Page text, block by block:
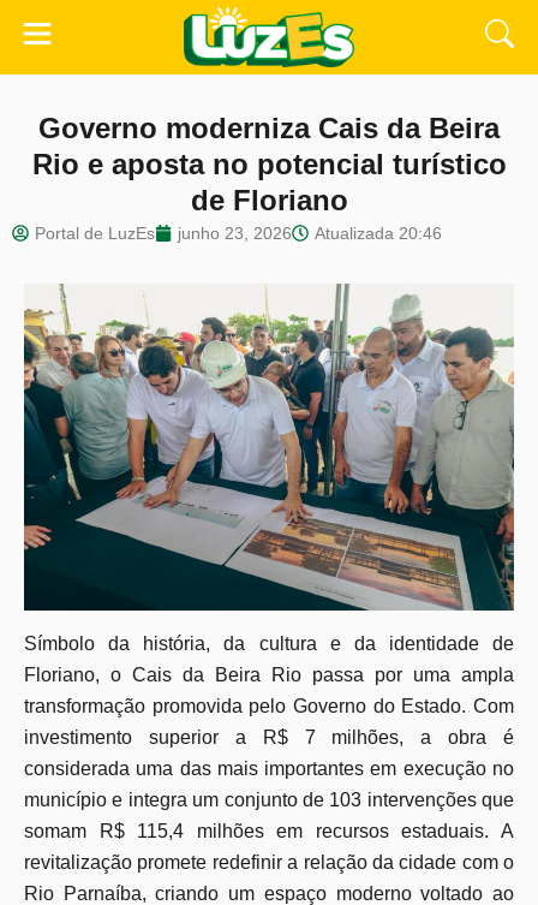
Governo moderniza Cais da Beira
Rio e aposta no potencial turístico
de Floriano
Portal de LuzEs junho 23, 2026 Atualizada 20:46
Símbolo da história, da cultura e da identidade de
Floriano, o Cais da Beira Rio passa por uma ampla
transformação promovida pelo Governo do Estado. Com
investimento superior a R$ 7 milhões, a obra é
considerada uma das mais importantes em execução no
município e integra um conjunto de 103 intervenções que
somam R$ 115,4 milhões em recursos estaduais. A
revitalização promete redefinir a relação da cidade com o
Rio Parnaíba, criando um espaço moderno voltado ao